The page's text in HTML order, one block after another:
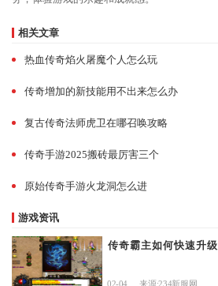
相关文章
热血传奇焰火屠魔个人怎么玩
传奇增加的新技能用不出来怎么办
复古传奇法师虎卫在哪召唤攻略
传奇手游2025搬砖最厉害三个
原始传奇手游火龙洞怎么进
游戏资讯
传奇霸主如何快速升级
02-04 来源:234新服网